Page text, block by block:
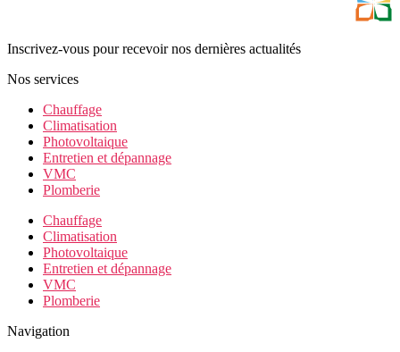
Inscrivez-vous pour recevoir nos dernières actualités
Nos services
Chauffage
Climatisation
Photovoltaique
Entretien et dépannage
VMC
Plomberie
Chauffage
Climatisation
Photovoltaique
Entretien et dépannage
VMC
Plomberie
Navigation